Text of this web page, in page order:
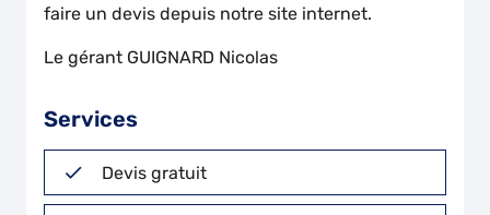
faire un devis depuis notre site internet.
Le gérant GUIGNARD Nicolas
Services
Devis gratuit